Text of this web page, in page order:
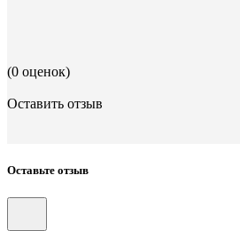
(0 оценок)
Оставить отзыв
Оставьте отзыв